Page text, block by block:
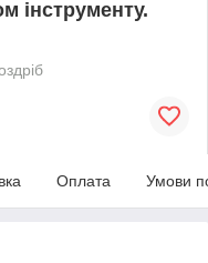
інструменту.
Оплата Умови